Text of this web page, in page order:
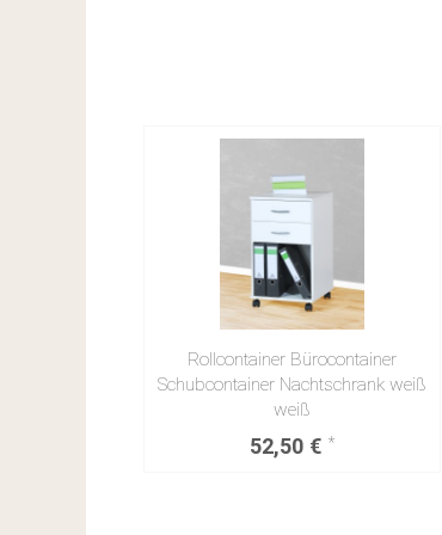
Rollcontainer Bürocontainer
Schubcontainer Nachtschrank weiß
weiß
52,50 €